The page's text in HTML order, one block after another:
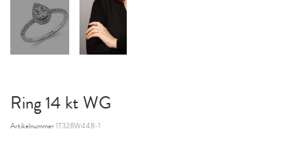
Ring 14 kt WG
Artikelnummer1T328W448-1